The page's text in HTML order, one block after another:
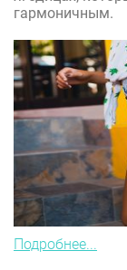
гармоничным.
Подробнее...